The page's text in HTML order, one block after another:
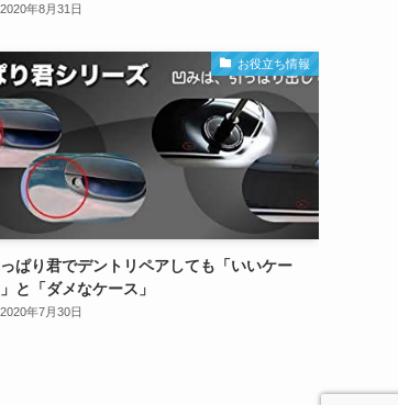
2020年8月31日
お役立ち情報
ぱり君でデントリペアしても「いいケー
と「ダメなケース」
2020年7月30日